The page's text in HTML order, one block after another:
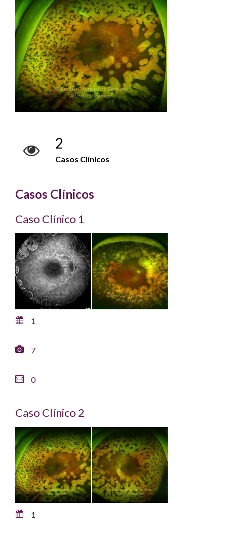
2
Casos Clínicos
Casos Clínicos
Caso Clínico 1
1
7
0
Caso Clínico 2
1